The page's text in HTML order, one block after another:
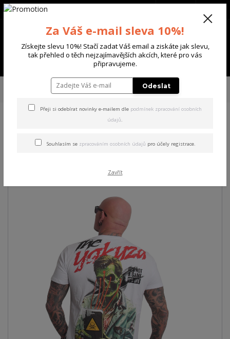
Menu
+420 702 136 620
TRIKA & TÍLKA
Yakuza pánské tričko Chaos Regular T-
Regular T-Shirt white 3XL
Za Váš e-mail sleva 10%!
Získejte slevu 10%! Stačí zadat Váš email a ziskáte jak slevu,
tak přehled o těch nejzajímavějších akcích, které pro vás
připravujeme.
Odeslat
Přeji si odebírat novinky e-mailem dle podmínek zpracování osobních
údajů.
Souhlasím se zpracováním osobních údajů pro účely registrace.
Zavřít